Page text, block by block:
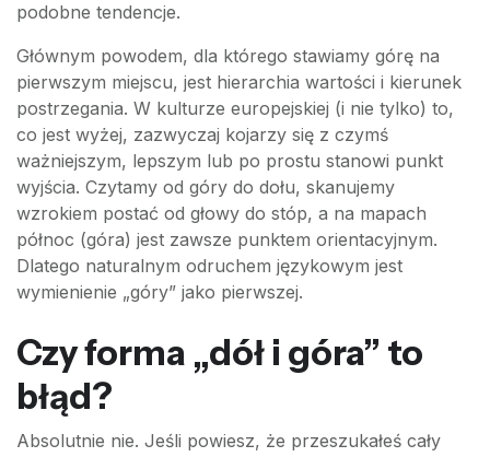
podobne tendencje.
Głównym powodem, dla którego stawiamy górę na
pierwszym miejscu, jest hierarchia wartości i kierunek
postrzegania. W kulturze europejskiej (i nie tylko) to,
co jest wyżej, zazwyczaj kojarzy się z czymś
ważniejszym, lepszym lub po prostu stanowi punkt
wyjścia. Czytamy od góry do dołu, skanujemy
wzrokiem postać od głowy do stóp, a na mapach
północ (góra) jest zawsze punktem orientacyjnym.
Dlatego naturalnym odruchem językowym jest
wymienienie „góry” jako pierwszej.
Czy forma „dół i góra” to
błąd?
Absolutnie nie. Jeśli powiesz, że przeszukałeś cały